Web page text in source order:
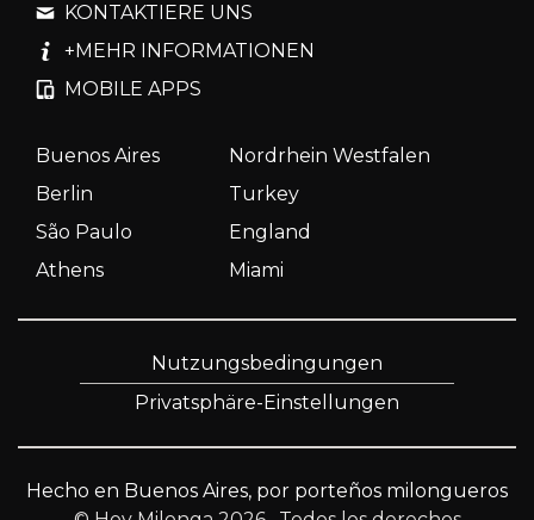
KONTAKTIERE UNS
+MEHR INFORMATIONEN
MOBILE APPS
Buenos Aires
Nordrhein Westfalen
Berlin
Turkey
São Paulo
England
Athens
Miami
Nutzungsbedingungen
Privatsphäre-Einstellungen
Hecho en Buenos Aires, por porteños milongueros